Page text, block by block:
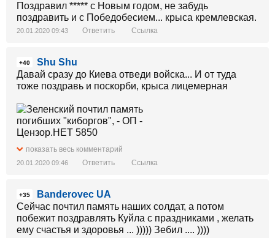
Поздравил ***** с Новым годом, не забудь
поздравить и с Победобесием... крыса кремлевская.
20.01.2020 09:43 Ответить Ссылка
+40
Shu Shu
Давай сразу до Киева отведи войска... И от туда
тоже поздравь и поскорби, крыса лицемерная
показать весь комментарий
20.01.2020 09:46 Ответить Ссылка
+35
Banderovec UA
Сейчас почтил память наших солдат, а потом
побежит поздравлять Куйла с праздниками , желать
ему счастья и здоровья ... ))))) Зебил .... ))))